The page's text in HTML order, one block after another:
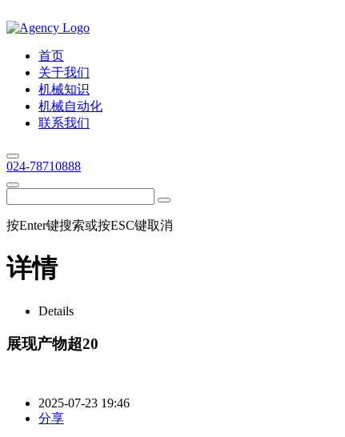
首页
关于我们
机械知识
机械自动化
联系我们
024-78710888
按Enter键搜索或按ESC键取消
详情
Details
展现产物超20
2025-07-23 19:46
分享